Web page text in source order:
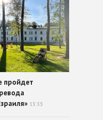
пройдет
13:35